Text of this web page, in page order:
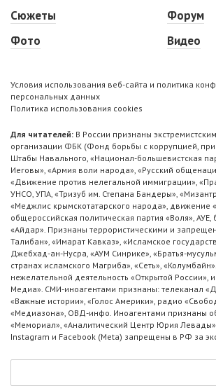
Сюжеты
Фото
Форум
Видео
Условия использования веб-сайта и политика
персональных данных
Политика использования cookies
Для читателей: В России признаны
организации ФБК (Фонд борьбы с коррупцией,
Штабы Навального, «Национал-большевистская
Иеговы», «Армия воли народа», «Русский
«Движение против нелегальной иммиграции»,
УНСО, УПА, «Тризуб им. Степана Бандеры»,
«Меджлис крымскотатарского народа», движение
общероссийская политическая партия «Воля», АУЕ,
«Айдар». Признаны террористическими и
Талибан», «Имарат Кавказ», «Исламское
Джебхад-ан-Нусра, «АУМ Синрике», «Братья-
странах исламского Магриба», «Сеть»,
нежелательной деятельность «Открытой России»,
Медиа». СМИ-иноагентами признаны: телеканал
«Важные истории», «Голос Америки», радио
«Медиазона», ОВД-инфо. Иноагентами признаны
«Мемориал», «Аналитический Центр Юрия
Instagram и Facebook (Metа) запрещены в РФ за